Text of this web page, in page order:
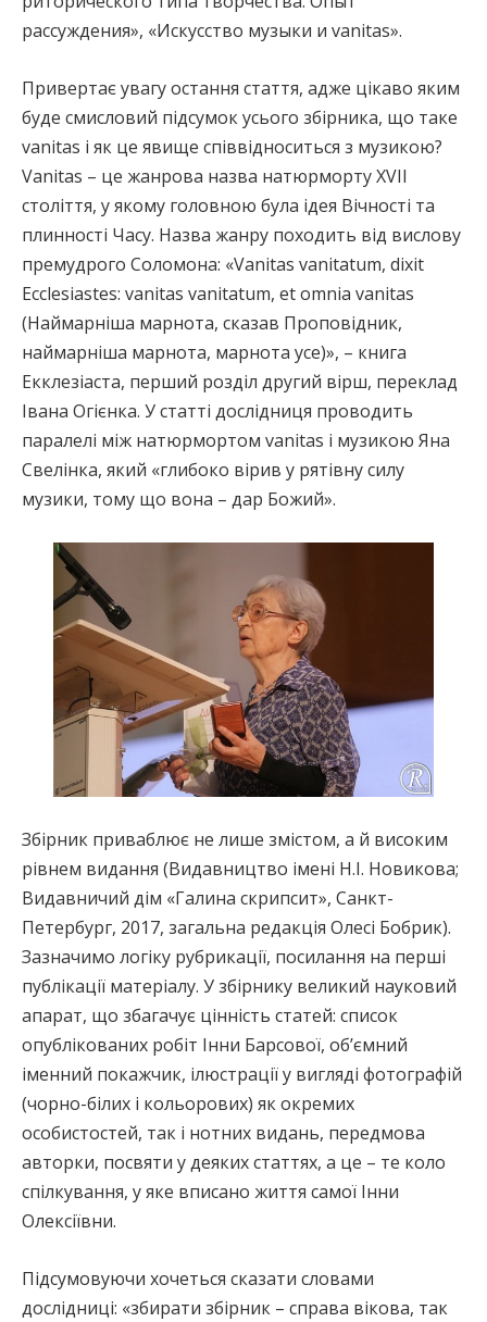
рассуждения», «Искусство музыки и vanitas».
Привертає увагу остання стаття, адже цікаво яким
буде смисловий підсумок усього збірника, що таке
vanitas і як це явище співвідноситься з музикою?
Vanitas – це жанрова назва натюрморту XVII
століття, у якому головною була ідея Вічності та
плинності Часу. Назва жанру походить від вислову
премудрого Соломона: «Vanitas vanitatum, dixit
Ecclesiastes: vanitas vanitatum, et omnia vanitas
(Наймарніша марнота, сказав Проповідник,
наймарніша марнота, марнота усе)», – книга
Екклезіаста, перший розділ другий вірш, переклад
Івана Огієнка. У статті дослідниця проводить
паралелі між натюрмортом vanitas і музикою Яна
Свелінка, який «глибоко вірив у рятівну силу
музики, тому що вона – дар Божий».
Збірник приваблює не лише змістом, а й високим
рівнем видання (Видавництво імені Н.І. Новикова;
Видавничий дім «Галина скрипсит», Санкт-
Петербург, 2017, загальна редакція Олесі Бобрик).
Зазначимо логіку рубрикації, посилання на перші
публікації матеріалу. У збірнику великий науковий
апарат, що збагачує цінність статей: список
опублікованих робіт Інни Барсової, об’ємний
іменний покажчик, ілюстрації у вигляді фотографій
(чорно-білих і кольорових) як окремих
особистостей, так і нотних видань, передмова
авторки, посвяти у деяких статтях, а це – те коло
спілкування, у яке вписано життя самої Інни
Олексіївни.
Підсумовуючи хочеться сказати словами
дослідниці: «збирати збірник – справа вікова, так